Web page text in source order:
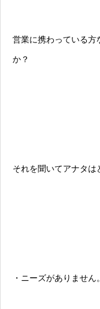
営業に携わっている方
か？
それを聞いてアナタは
・ニーズがありません。